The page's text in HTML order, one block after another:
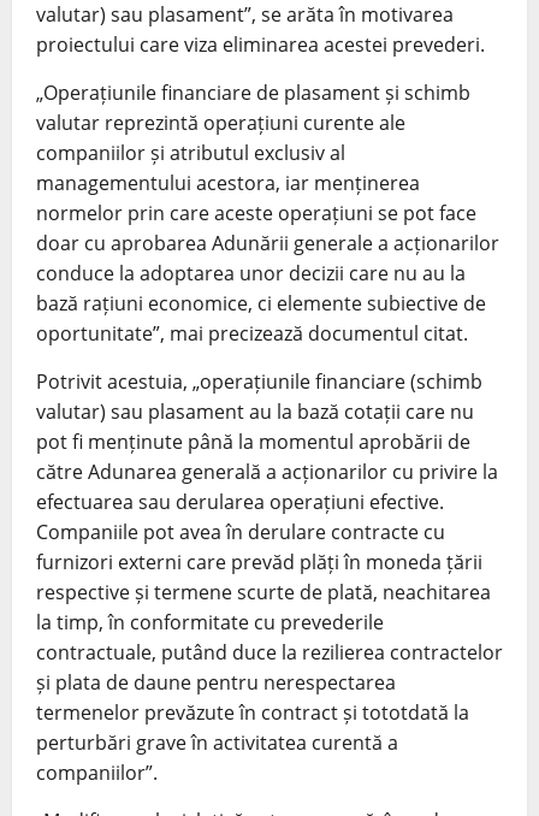
valutar) sau plasament”, se arăta în motivarea
proiectului care viza eliminarea acestei prevederi.
„Operațiunile financiare de plasament și schimb
valutar reprezintă operațiuni curente ale
companiilor și atributul exclusiv al
managementului acestora, iar menținerea
normelor prin care aceste operațiuni se pot face
doar cu aprobarea Adunării generale a acționarilor
conduce la adoptarea unor decizii care nu au la
bază rațiuni economice, ci elemente subiective de
oportunitate”, mai precizează documentul citat.
Potrivit acestuia, „operațiunile financiare (schimb
valutar) sau plasament au la bază cotații care nu
pot fi menținute până la momentul aprobării de
către Adunarea generală a acționarilor cu privire la
efectuarea sau derularea operațiuni efective.
Companiile pot avea în derulare contracte cu
furnizori externi care prevăd plăți în moneda țării
respective și termene scurte de plată, neachitarea
la timp, în conformitate cu prevederile
contractuale, putând duce la rezilierea contractelor
și plata de daune pentru nerespectarea
termenelor prevăzute în contract și tototdată la
perturbări grave în activitatea curentă a
companiilor”.